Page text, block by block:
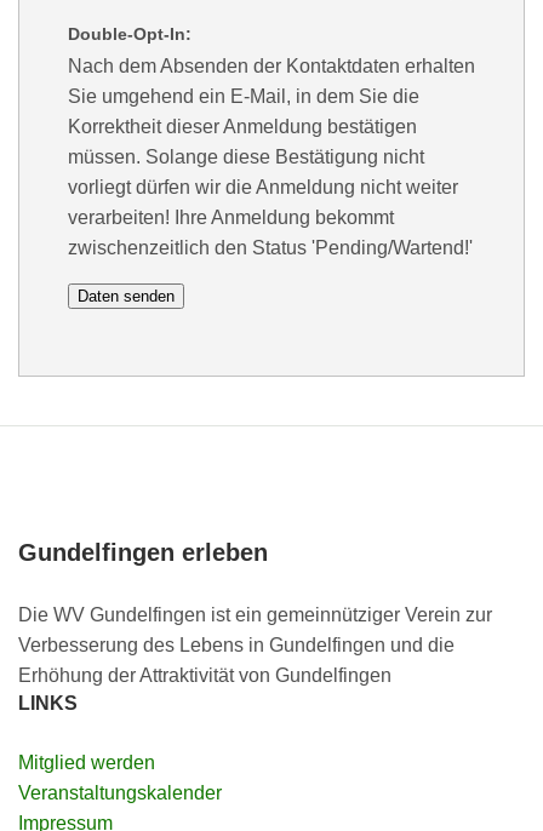
Double-Opt-In:
Nach dem Absenden der Kontaktdaten erhalten
Sie umgehend ein E-Mail, in dem Sie die
Korrektheit dieser Anmeldung bestätigen
müssen. Solange diese Bestätigung nicht
vorliegt dürfen wir die Anmeldung nicht weiter
verarbeiten! Ihre Anmeldung bekommt
zwischenzeitlich den Status 'Pending/Wartend!'
Gundelfingen erleben
Die WV Gundelfingen ist ein gemeinnütziger Verein zur
Verbesserung des Lebens in Gundelfingen und die
Erhöhung der Attraktivität von Gundelfingen
LINKS
Mitglied werden
Veranstaltungskalender
Impressum